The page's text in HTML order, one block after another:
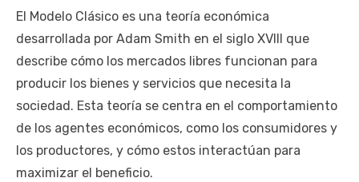
El Modelo Clásico es una teoría económica
desarrollada por Adam Smith en el siglo XVIII que
describe cómo los mercados libres funcionan para
producir los bienes y servicios que necesita la
sociedad. Esta teoría se centra en el comportamiento
de los agentes económicos, como los consumidores y
los productores, y cómo estos interactúan para
maximizar el beneficio.